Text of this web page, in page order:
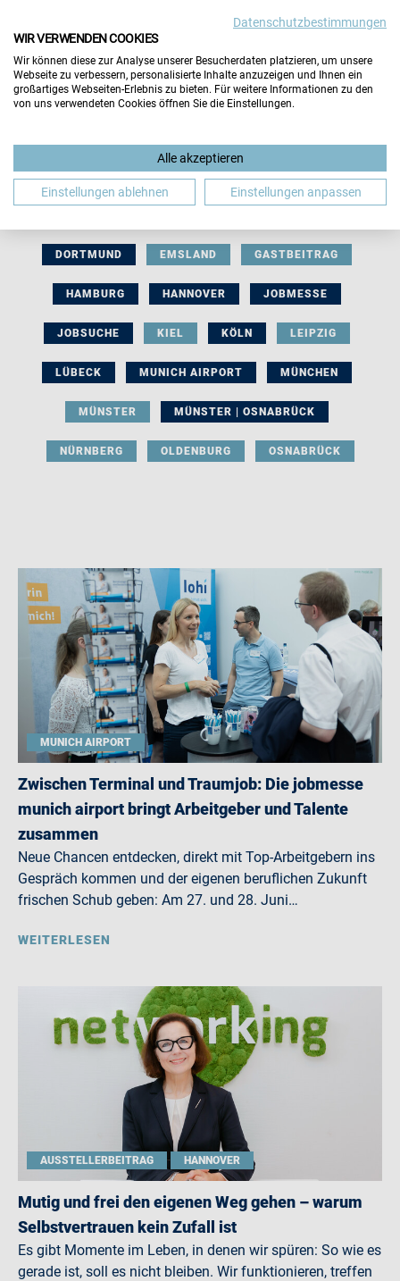
BERUFLICHE ORIENTIERUNG BEWERBUNG
DORTMUND EMSLAND GASTBEITRAG
HAMBURG HANNOVER JOBMESSE
JOBSUCHE KIEL KÖLN LEIPZIG
LÜBECK MUNICH AIRPORT MÜNCHEN
MÜNSTER MÜNSTER | OSNABRÜCK
NÜRNBERG OLDENBURG OSNABRÜCK
MUNICH AIRPORT
Zwischen Terminal und Traumjob: Die jobmesse
munich airport bringt Arbeitgeber und Talente
zusammen
Neue Chancen entdecken, direkt mit Top-Arbeitgebern ins
Gespräch kommen und der eigenen beruflichen Zukunft
frischen Schub geben: Am 27. und 28. Juni…
WEITERLESEN
AUSSTELLERBEITRAG HANNOVER
Mutig und frei den eigenen Weg gehen – warum
Selbstvertrauen kein Zufall ist
Es gibt Momente im Leben, in denen wir spüren: So wie es
gerade ist, soll es nicht bleiben. Wir funktionieren, treffen
Datenschutzbestimmungen
WIR VERWENDEN COOKIES
Wir können diese zur Analyse unserer Besucherdaten platzieren, um unsere
Webseite zu verbessern, personalisierte Inhalte anzuzeigen und Ihnen ein
großartiges Webseiten-Erlebnis zu bieten. Für weitere Informationen zu den
von uns verwendeten Cookies öffnen Sie die Einstellungen.
Alle akzeptieren
Einstellungen ablehnen Einstellungen anpassen